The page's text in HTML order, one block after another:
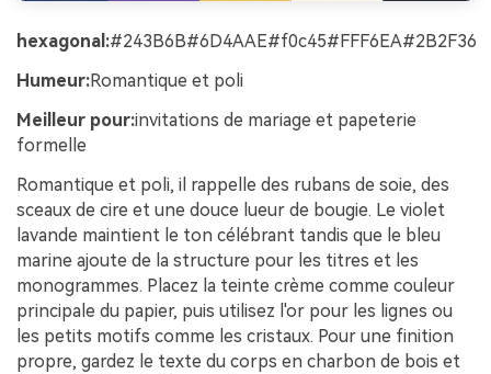
hexagonal:#243B6B#6D4AAE#f0c45#FFF6EA#2B2F36
Humeur:Romantique et poli
Meilleur pour:invitations de mariage et papeterie
formelle
Romantique et poli, il rappelle des rubans de soie, des
sceaux de cire et une douce lueur de bougie. Le violet
lavande maintient le ton célébrant tandis que le bleu
marine ajoute de la structure pour les titres et les
monogrammes. Placez la teinte crème comme couleur
principale du papier, puis utilisez l'or pour les lignes ou
les petits motifs comme les cristaux. Pour une finition
propre, gardez le texte du corps en charbon de bois et